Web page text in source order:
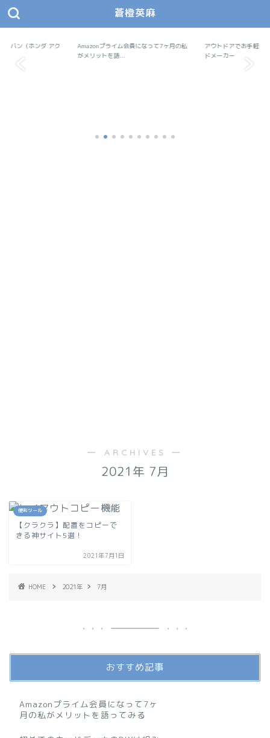
蒼橙英麻
あおとえま モノデザ
蒼橙英麻（あおとえま）の物作りデザイン研究所
軽バン（ホンダ アク
Amazon
Amazonプライム会員になって7ヶ月の私
がメリットを語...
アウトドア
アウトドアでお手軽料
ドメーカー
― ARCHIVES ―
2021年 7月
便利ツール
【クラクラ】配置をコピーで
きる神サイト5選！
2021年7月1日
HOME 2021年 7月
おすすめ記事
Amazonプライム会員になって7ヶ
月の私がメリットを語ってみる